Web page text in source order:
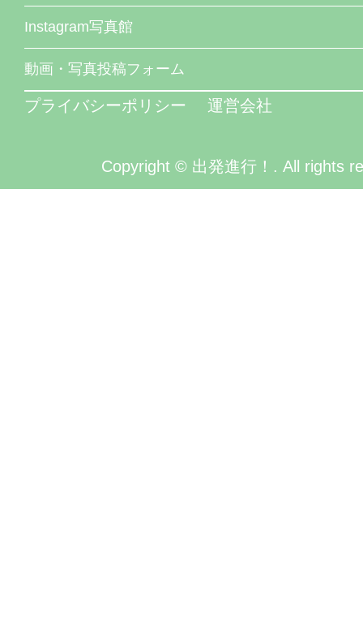
Instagram写真館
動画・写真投稿フォーム
プライバシーポリシー 運営会社
Copyright © 出発進行！. All rights